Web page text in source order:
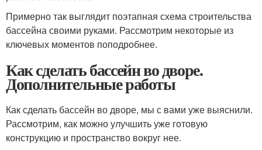
Примерно так выглядит поэтапная схема строительства
бассейна своими руками. Рассмотрим некоторые из
ключевых моментов поподробнее.
Как сделать бассейн во дворе.
Дополнительные работы
Как сделать бассейн во дворе, мы с вами уже выяснили.
Рассмотрим, как можно улучшить уже готовую
конструкцию и пространство вокруг нее.